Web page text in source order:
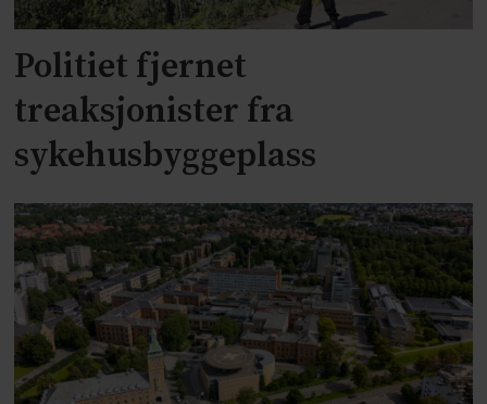
Politiet fjernet
treaksjonister fra
sykehusbyggeplass